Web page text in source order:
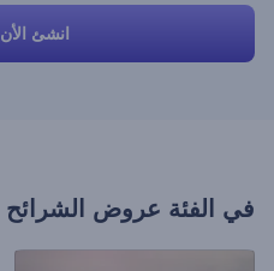
انشئ الأن
في الفئة عروض الشرائح